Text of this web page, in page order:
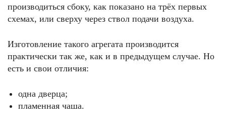
производиться сбоку, как показано на трёх первых
схемах, или сверху через ствол подачи воздуха.
Изготовление такого агрегата производится
практически так же, как и в предыдущем случае. Но
есть и свои отличия:
одна дверца;
пламенная чаша.